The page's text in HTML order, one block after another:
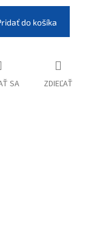
do košíka
SA ZDIEĽAŤ